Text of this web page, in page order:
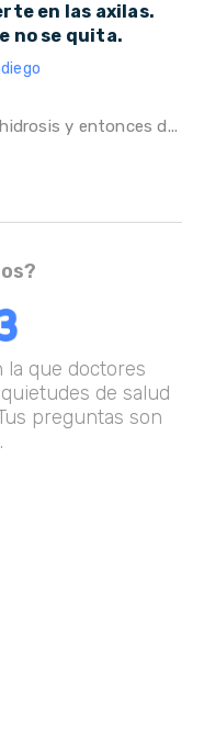
en las axilas.
no se quita.
y entonces d...
la que doctores
de salud
preguntas son